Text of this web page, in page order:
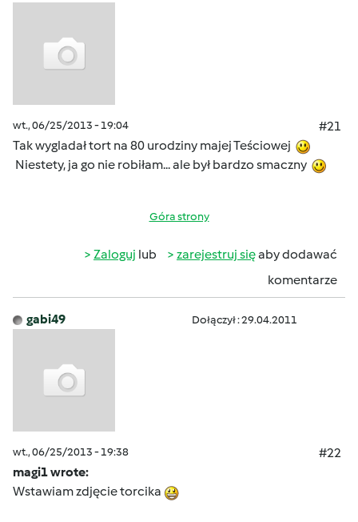
wt., 06/25/2013 - 19:04
#21
Tak wygladał tort na 80 urodziny majej Teściowej
Niestety, ja go nie robiłam... ale był bardzo smaczny
Góra strony
Zaloguj lub zarejestruj sięaby dodawać
komentarze
gabi49 Dołączył : 29.04.2011
wt., 06/25/2013 - 19:38
#22
magi1 wrote:
Wstawiam zdjęcie torcika